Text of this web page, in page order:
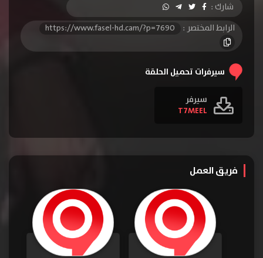
الحلقة 13
شارك :
الرابط المختصر :
https://www.fasel-hd.cam/?p=7690
سيرفرات تحميل الحلقة
سيرفر
T7MEEL
فريق العمل